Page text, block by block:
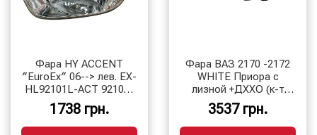
Фара HY ACCENT
″EuroEx″ 06--> лев. EX-
HL92101L-ACT 92101-
1E040
1738 грн.
Фара ВАЗ 2170 -2172
WHITE Приора с
лизной +ДХХО (к-т
2шт.)
3537 грн.